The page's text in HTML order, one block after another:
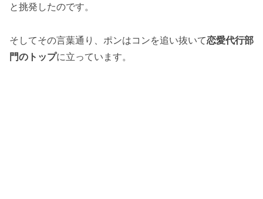
と挑発したのです。
そしてその言葉通り、ポンはコンを追い抜いて恋愛代行部
門のトップに立っています。